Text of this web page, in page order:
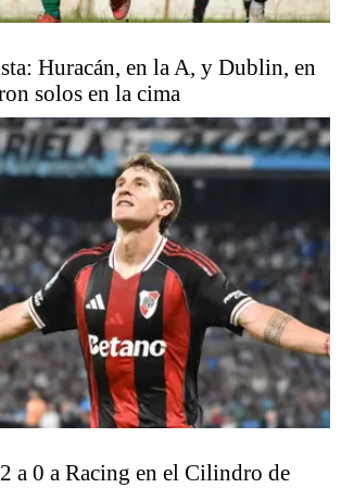
Huracán, en la A, y Dublin, en
solos en la cima
a 0 a Racing en el Cilindro de